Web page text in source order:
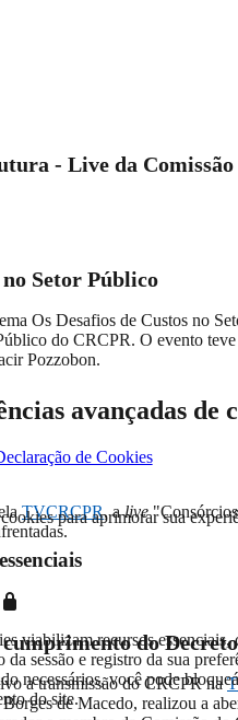
- Live da
no Setor Público
Os Desafios de Custos no
do CRCPR. O evento
Pozzobon.
TVCRCPR, alive
do
a transmissão do CRCPR na
de Macedo, realizou a
avançadas de
de Cookies
para aprimorar sua
viabilizam recursos
da sessão e registro da sua
necessários, você pode
do site.